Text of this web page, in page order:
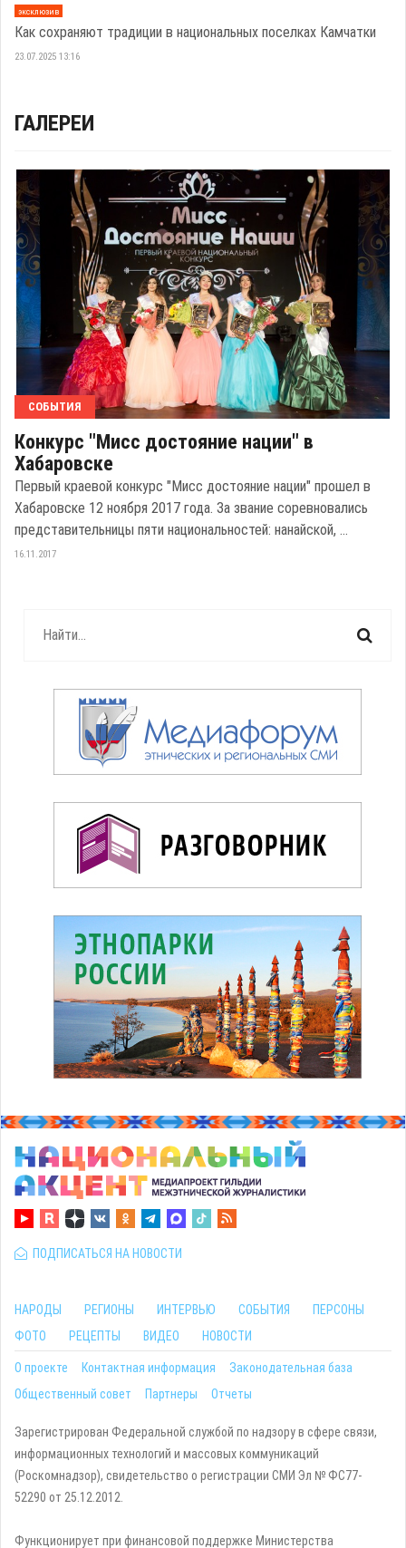
эксклюзив
Как сохраняют традиции в национальных поселках Камчатки
23.07.2025 13:16
ГАЛЕРЕИ
СОБЫТИЯ
Конкурс "Мисс достояние нации" в
Хабаровске
Первый краевой конкурс "Мисс достояние нации" прошел в
Хабаровске 12 ноября 2017 года. За звание соревновались
представительницы пяти национальностей: нанайской, ...
16.11.2017
ПОДПИСАТЬСЯ НА НОВОСТИ
НАРОДЫ РЕГИОНЫ ИНТЕРВЬЮ СОБЫТИЯ
ПЕРСОНЫ
ФОТО
РЕЦЕПТЫ ВИДЕО НОВОСТИ
О проекте Контактная информация
Законодательная база
Общественный совет
Партнеры Отчеты
Зарегистрирован Федеральной службой по надзору в сфере связи,
информационных технологий и массовых коммуникаций
(Роскомнадзор), свидетельство о регистрации СМИ Эл № ФС77-
52290 от 25.12.2012.
Функционирует при финансовой поддержке Министерства